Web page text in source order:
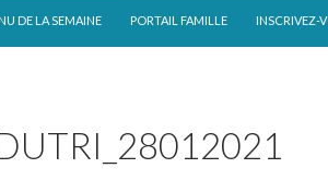
DE LA SEMAINE PORTAIL FAMILLE INSCRIVEZ-